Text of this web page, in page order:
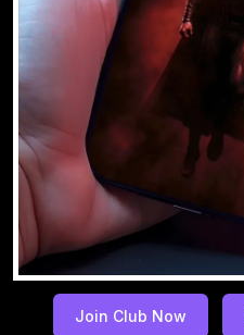
Join Club Now